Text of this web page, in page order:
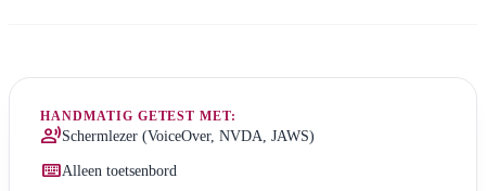
HANDMATIG GETEST MET:
record_voice_overSchermlezer (VoiceOver, NVDA, JAWS)
keyboardAlleen toetsenbord